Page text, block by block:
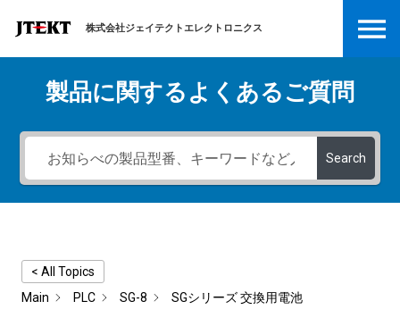
株式会社ジェイテクトエレクトロニクス
製品に関するよくあるご質問
Search
< All Topics
Main
PLC SG-8 SGシリーズ 交換用電池